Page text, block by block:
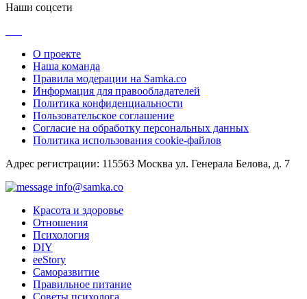
Наши соцсети
О проекте
Наша команда
Правила модерации на Samka.co
Информация для правообладателей
Политика конфиденциальности
Пользовательское соглашение
Согласие на обработку персональных данных
Политика использования cookie-файлов
Адрес регистрации: 115563 Москва ул. Генерала Белова, д. 7
info@samka.co
Красота и здоровье
Отношения
Психология
DIY
ееStory
Саморазвитие
Правильное питание
Советы психолога